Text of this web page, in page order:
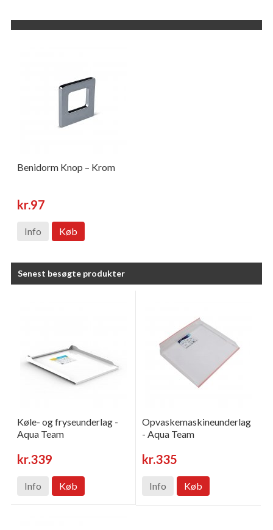
Benidorm Knop – Krom
kr.97
Info Køb
Senest besøgte produkter
Køle- og fryseunderlag -
Aqua Team
kr.339
Info Køb
Opvaskemaskineunderlag
- Aqua Team
kr.335
Info Køb